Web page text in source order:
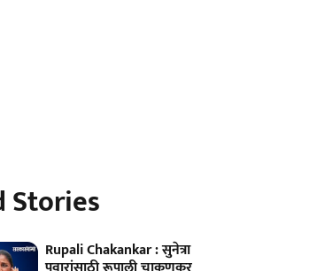
Stories
Rupali Chakankar : सुनेत्रा